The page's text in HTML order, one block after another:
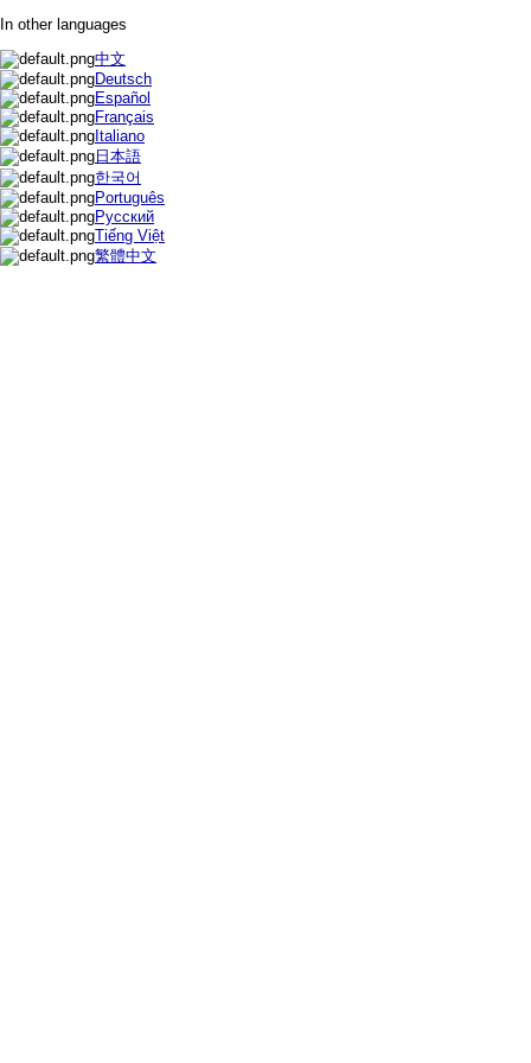
In other languages
中文
Deutsch
Español
Français
Italiano
日本語
한국어
Português
Русский
Tiếng Việt
繁體中文